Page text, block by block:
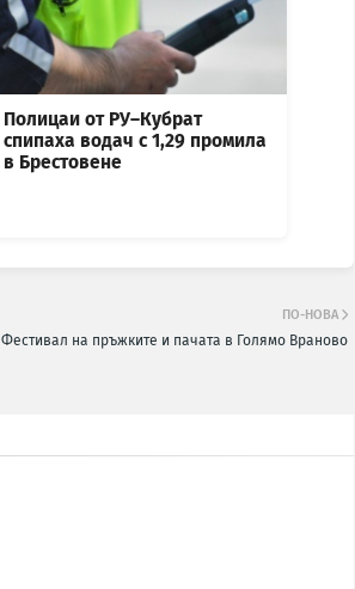
Полицаи от РУ–Кубрат
спипаха водач с 1,29 промила
в Брестовене
ПО-НОВА
Фестивал на пръжките и пачата в Голямо Враново